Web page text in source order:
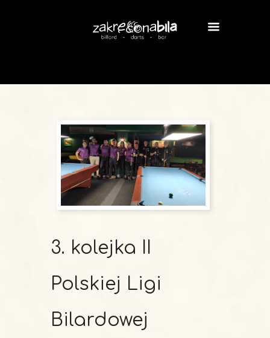
3. kolejka II
Polskiej Ligi
Bilardowej